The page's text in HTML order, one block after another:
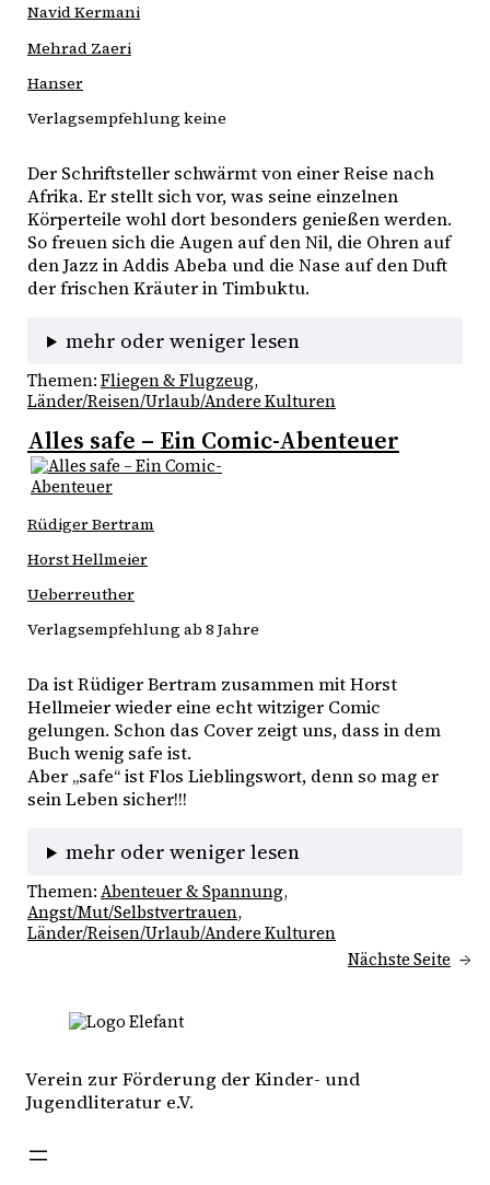
Navid Kermani
Mehrad Zaeri
Hanser
Verlagsempfehlung keine
Der Schriftsteller schwärmt von einer Reise nach
Afrika. Er stellt sich vor, was seine einzelnen
Körperteile wohl dort besonders genießen werden.
So freuen sich die Augen auf den Nil, die Ohren auf
den Jazz in Addis Abeba und die Nase auf den Duft
der frischen Kräuter in Timbuktu.
mehr oder weniger lesen
Themen: Fliegen & Flugzeug
Länder/Reisen/Urlaub/Andere Kulturen
Alles safe – Ein Comic-Abenteuer
Rüdiger Bertram
Horst Hellmeier
Ueberreuther
Verlagsempfehlung ab 8 Jahre
Da ist Rüdiger Bertram zusammen mit Horst
Hellmeier wieder eine echt witziger Comic
gelungen. Schon das Cover zeigt uns, dass in dem
Buch wenig safe ist.
Aber „safe“ ist Flos Lieblingswort, denn so mag er
sein Leben sicher!!!
mehr oder weniger lesen
Themen: Abenteuer & Spannung
Angst/Mut/Selbstvertrauen
Länder/Reisen/Urlaub/Andere Kulturen
Nächste Seite →
Verein zur Förderung der Kinder- und
Jugendliteratur e.V.